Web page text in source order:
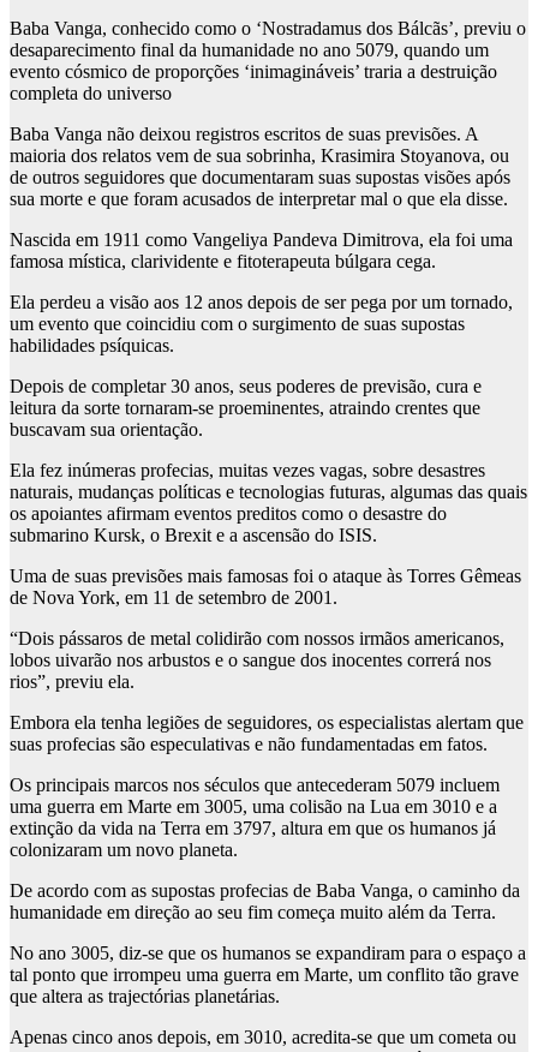
Baba Vanga, conhecido como o ‘Nostradamus dos Bálcãs’, previu o
desaparecimento final da humanidade no ano 5079, quando um
evento cósmico de proporções ‘inimagináveis’ traria a destruição
completa do universo
Baba Vanga não deixou registros escritos de suas previsões. A
maioria dos relatos vem de sua sobrinha, Krasimira Stoyanova, ou
de outros seguidores que documentaram suas supostas visões após
sua morte e que foram acusados ​​de interpretar mal o que ela disse.
Nascida em 1911 como Vangeliya Pandeva Dimitrova, ela foi uma
famosa mística, clarividente e fitoterapeuta búlgara cega.
Ela perdeu a visão aos 12 anos depois de ser pega por um tornado,
um evento que coincidiu com o surgimento de suas supostas
habilidades psíquicas.
Depois de completar 30 anos, seus poderes de previsão, cura e
leitura da sorte tornaram-se proeminentes, atraindo crentes que
buscavam sua orientação.
Ela fez inúmeras profecias, muitas vezes vagas, sobre desastres
naturais, mudanças políticas e tecnologias futuras, algumas das quais
os apoiantes afirmam eventos preditos como o desastre do
submarino Kursk, o Brexit e a ascensão do ISIS.
Uma de suas previsões mais famosas foi o ataque às Torres Gêmeas
de Nova York, em 11 de setembro de 2001.
“Dois pássaros de metal colidirão com nossos irmãos americanos,
lobos uivarão nos arbustos e o sangue dos inocentes correrá nos
rios”, previu ela.
Embora ela tenha legiões de seguidores, os especialistas alertam que
suas profecias são especulativas e não fundamentadas em fatos.
Os principais marcos nos séculos que antecederam 5079 incluem
uma guerra em Marte em 3005, uma colisão na Lua em 3010 e a
extinção da vida na Terra em 3797, altura em que os humanos já
colonizaram um novo planeta.
De acordo com as supostas profecias de Baba Vanga, o caminho da
humanidade em direção ao seu fim começa muito além da Terra.
No ano 3005, diz-se que os humanos se expandiram para o espaço a
tal ponto que irrompeu uma guerra em Marte, um conflito tão grave
que altera as trajectórias planetárias.
Apenas cinco anos depois, em 3010, acredita-se que um cometa ou